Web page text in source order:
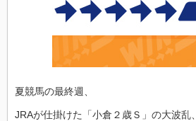
夏競馬の最終週、
JRAが仕掛けた「小倉２歳Ｓ」の大波乱、